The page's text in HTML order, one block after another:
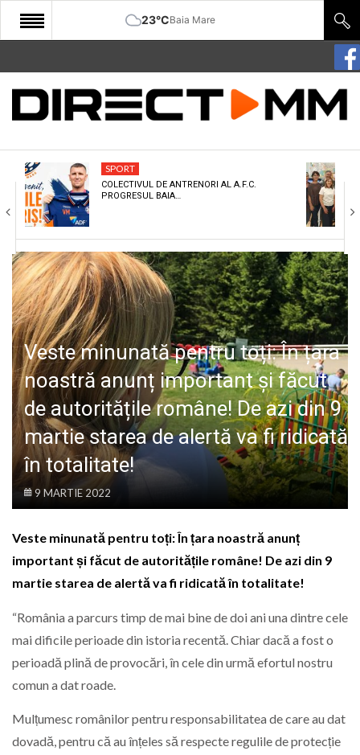
23°CBaia Mare
START
COMUNITATE
CULTURA
ECONOMIE
SANATATE
SPORT
SPECIAL
POLITIC
LIFE
SPORT
COLECTIVUL DE ANTRENORI AL A.F.C.
PROGRESUL BAIA…
Veste minunată pentru toți: În țara
noastră anunț important și făcut
de autoritățile române! De azi din 9
martie starea de alertă va fi ridicată
în totalitate!
9 MARTIE 2022
Veste minunată pentru toți: În țara noastră anunț
important și făcut de autoritățile române! De azi din 9
martie starea de alertă va fi ridicată în totalitate!
“România a parcurs timp de mai bine de doi ani una dintre cele
mai dificile perioade din istoria recentă. Chiar dacă a fost o
perioadă plină de provocări, în cele din urmă efortul nostru
comun a dat roade.
Mulțumesc românilor pentru responsabilitatea de care au dat
dovadă, pentru că au înțeles să respecte regulile de protecție